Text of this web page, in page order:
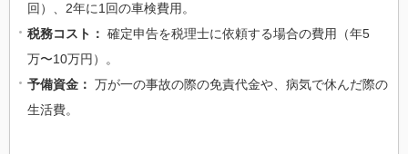
回）、2年に1回の車検費用。
税務コスト： 確定申告を税理士に依頼する場合の費用（年5
万〜10万円）。
予備資金： 万が一の事故の際の免責代金や、病気で休んだ際の
生活費。